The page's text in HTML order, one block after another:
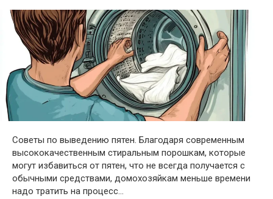
Советы по выведению пятен. Благодаря современным
высококачественным стиральным порошкам, которые
могут избавиться от пятен, что не всегда получается с
обычными средствами, домохозяйкам меньше времени
надо тратить на процесс…